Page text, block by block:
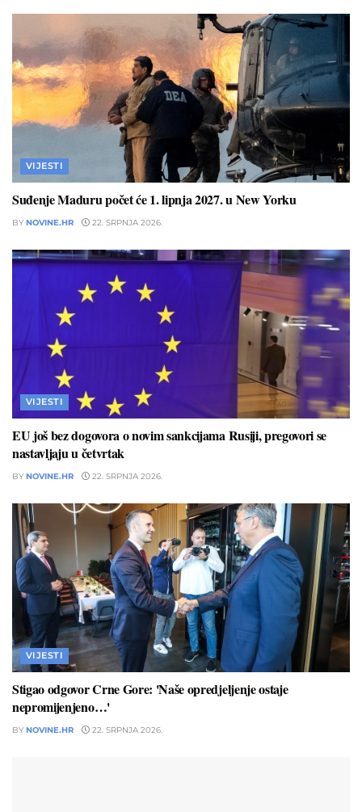
VIJESTI
Suđenje Maduru počet će 1. lipnja 2027. u New Yorku
BY NOVINE.HR 22. SRPNJA 2026.
VIJESTI
EU još bez dogovora o novim sankcijama Rusiji, pregovori se
nastavljaju u četvrtak
BY NOVINE.HR 22. SRPNJA 2026.
VIJESTI
Stigao odgovor Crne Gore: 'Naše opredjeljenje ostaje
nepromijenjeno…'
BY NOVINE.HR 22. SRPNJA 2026.